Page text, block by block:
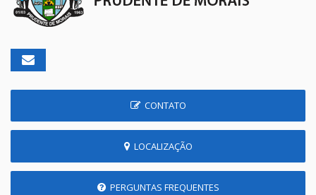
CONTATO
LOCALIZAÇÃO
PERGUNTAS FREQUENTES